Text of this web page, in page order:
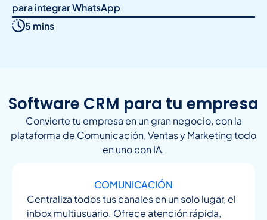
para integrar WhatsApp
5 mins
Software CRM para tu empresa
Convierte tu empresa en un gran negocio, con la
plataforma de Comunicación, Ventas y Marketing todo
en uno con IA.
COMUNICACIÓN
Centraliza todos tus canales en un solo lugar, el
inbox multiusuario. Ofrece atención rápida,